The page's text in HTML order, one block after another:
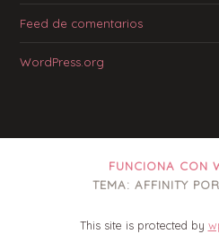
Feed de comentarios
WordPress.org
FUNCIONA CON
TEMA: AFFINITY POR
This site is protected by